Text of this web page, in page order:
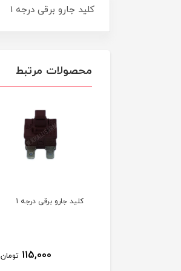
کلید جارو برقی درجه 1
محصولات مرتبط
کلید جارو برقی درجه 1
115,000 تومان